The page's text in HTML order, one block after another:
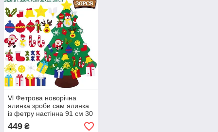
Vl Фетрова новорічна
ялинка зроби сам ялинка
із фетру настінна 91 см 30
іграшок goldentree
449 ₴